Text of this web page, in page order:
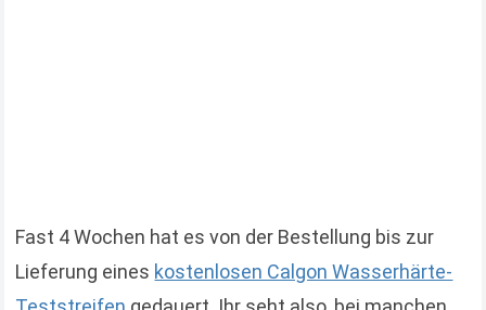
Fast 4 Wochen hat es von der Bestellung bis zur
Lieferung eines kostenlosen Calgon Wasserhärte-